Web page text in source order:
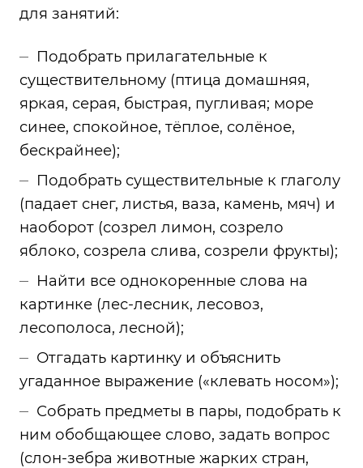
для занятий:
Подобрать прилагательные к
существительному (птица домашняя,
яркая, серая, быстрая, пугливая; море
синее, спокойное, тёплое, солёное,
бескрайнее);
Подобрать существительные к глаголу
(падает снег, листья, ваза, камень, мяч) и
наоборот (созрел лимон, созрело
яблоко, созрела слива, созрели фрукты);
Найти все однокоренные слова на
картинке (лес-лесник, лесовоз,
лесополоса, лесной);
Отгадать картинку и объяснить
угаданное выражение («клевать носом»);
Собрать предметы в пары, подобрать к
ним обобщающее слово, задать вопрос
(слон-зебра животные жарких стран,